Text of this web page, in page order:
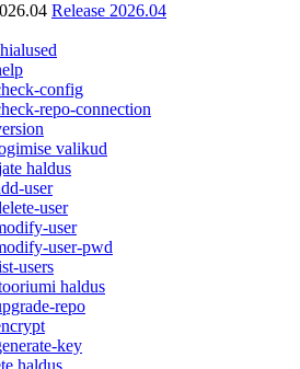
Release 2026.04
config
repo-connection
valikud
haldus
user
user
user
user-pwd
users
haldus
repo
key
haldus